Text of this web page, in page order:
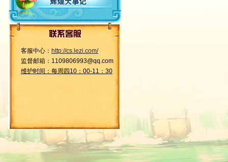
客服中心： http://cs.lezi.com/
监督邮箱：1109806993@qq.com
维护时间：每周四10：00-11：30